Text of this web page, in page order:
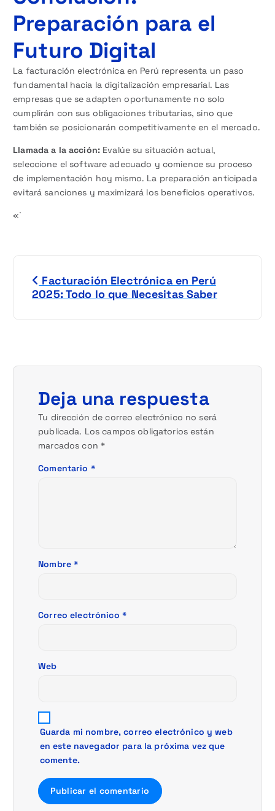
Preparación para el
Futuro Digital
La facturación electrónica en Perú representa un paso
fundamental hacia la digitalización empresarial. Las
empresas que se adapten oportunamente no solo
cumplirán con sus obligaciones tributarias, sino que
también se posicionarán competitivamente en el mercado.
Llamada a la acción:Evalúe su situación actual,
seleccione el software adecuado y comience su proceso
de implementación hoy mismo. La preparación anticipada
evitará sanciones y maximizará los beneficios operativos.
«`
g
Facturación Electrónica en Perú
2025: Todo lo que Necesitas Saber
Deja una respuesta
Tu dirección de correo electrónico no será
publicada. Los campos obligatorios están
marcados con *
Comentario *
Nombre*
Correo electrónico *
Web
Guarda mi nombre, correo electrónico y web
en este navegador para la próxima vez que
comente.